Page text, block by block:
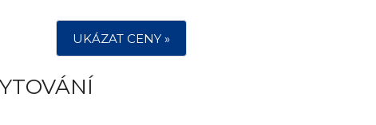
UKÁZAT CENY »